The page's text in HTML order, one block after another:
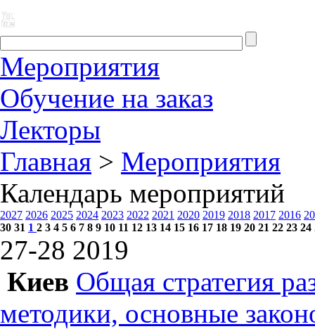
Мероприятия
Обучение на заказ
Лекторы
Главная > Мероприятия
Календарь мероприятий
2027 2026 2025 2024 2023 2022 2021 2020 2019 2018 2017 2016
30 31 1 2 3 4 5 6 7 8 9 10 11 12 13 14 15 16 17 18 19 20 21 22 23 24
27-28 2019
Киев Общая стратегия
методики, основные